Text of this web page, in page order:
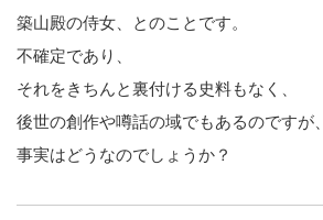
築山殿の侍女、とのことです。
不確定であり、
それをきちんと裏付ける史料もなく、
後世の創作や噂話の域でもあるのですが、
事実はどうなのでしょうか？